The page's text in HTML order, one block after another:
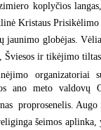
koplyčios
Kristaus Prisikėlimo
jaunimo globėjas.
Šviesos ir tikėjimo
organizatoriai
ano meto valdovų
 proprosenelis.
šeimos aplinka,